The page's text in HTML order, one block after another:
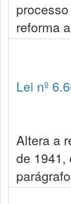
reforma
Lei nº
Altera a
de 1941,